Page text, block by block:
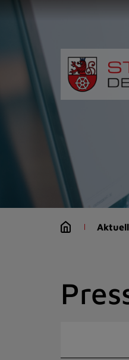
(Schnelltaste
Zum
Seitenanfang
springen
(Schnelltaste
Navigation/Menü
(Schnelltaste
Zur